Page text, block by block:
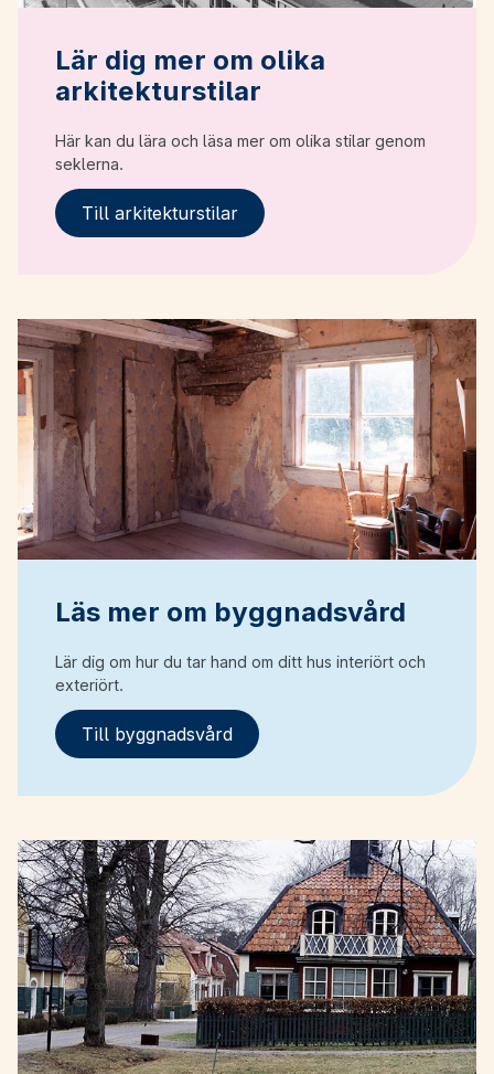
Lär dig mer om olika
arkitekturstilar
Här kan du lära och läsa mer om olika stilar genom
seklerna.
Till arkitekturstilar
Läs mer om byggnadsvård
Lär dig om hur du tar hand om ditt hus interiört och
exteriört.
Till byggnadsvård